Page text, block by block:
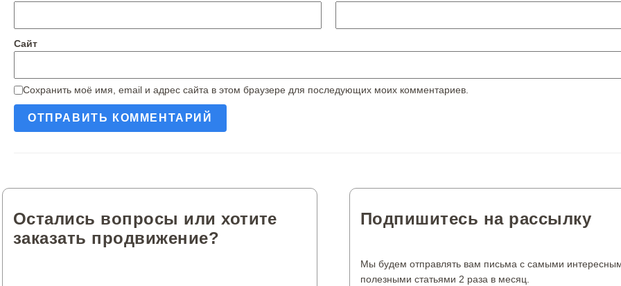
Сайт
Сохранить моё имя, email и адрес сайта в этом браузере для последующих моих комментариев.
Остались вопросы или хотите
заказать продвижение?
Подпишитесь на рассылку
Мы будем отправлять вам письма с самыми
полезными статьями 2 раза в месяц.